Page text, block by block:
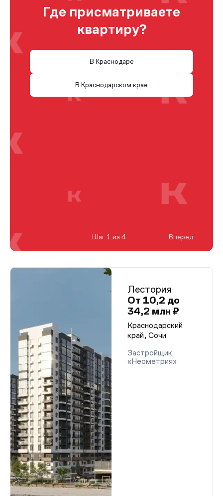
Лестория
От 10,2 до
34,2 млн ₽
Краснодарский
край, Сочи
Застройщик
«Неометрия»
Где присматриваете
квартиру?
В Краснодаре
В Краснодарском крае
Шаг 1 из 4 Вперед